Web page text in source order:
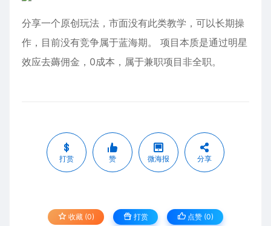
分享一个原创玩法，市面没有此类教学，可以长期操
作，目前没有竞争属于蓝海期。 项目本质是通过明星
效应去薅佣金，0成本，属于兼职项目非全职。
打赏 赞 微海报 分享
收藏 (0) 打赏 点赞 (0)